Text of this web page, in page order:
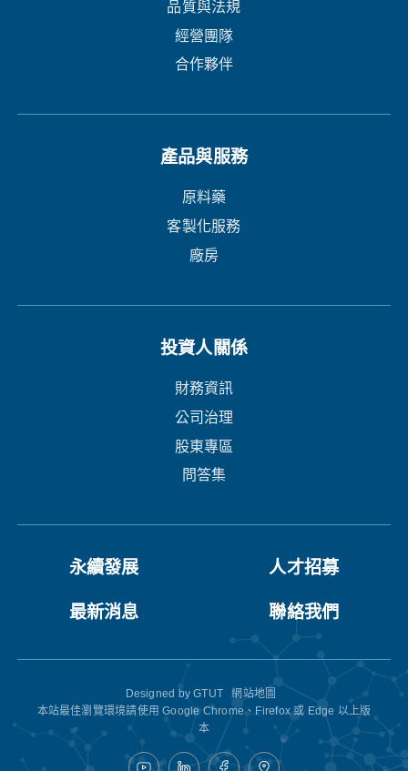
品質與法規
經營團隊
合作夥伴
產品與服務
原料藥
客製化服務
廠房
投資人關係
財務資訊
公司治理
股東專區
問答集
永續發展 人才招募
最新消息 聯絡我們
Designed byGTUT
網站地圖
本站最佳瀏覽環境請使用 Google Chrome、Firefox 或 Edge 以上版
本